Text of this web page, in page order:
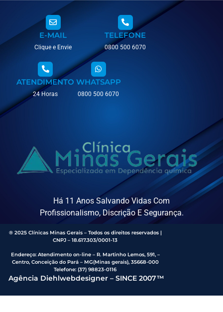
E-MAIL
Clique e Envie
TELEFONE
0800 500 6070
ATENDIMENTO
24 Horas
WHATSAPP
0800 500 6070
Há 11 Anos Salvando Vidas Com
Profissionalismo, Discrição E Segurança.
® 2025 Clínicas Minas Gerais – Todos os direitos reservados |
CNPJ – 18.617.303/0001-13
Endereço: Atendimento on-line – R. Martinho Lemos, 591, –
Centro, Conceição do Pará – MG(Minas gerais), 35668-000
Telefone:(37) 98823-0116
Agência Diehlwebdesigner – SINCE 2007™